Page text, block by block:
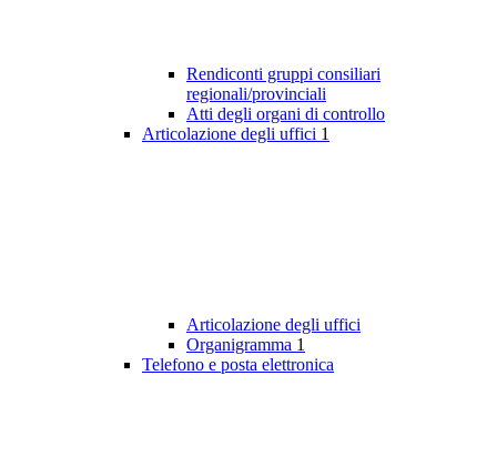
Rendiconti gruppi consiliari
regionali/provinciali
Atti degli organi di controllo
Articolazione degli uffici 1
Articolazione degli uffici
Organigramma 1
Telefono e posta elettronica